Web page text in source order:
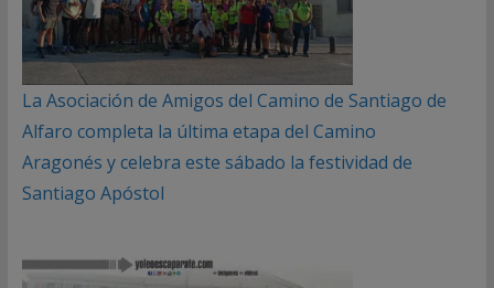
La Asociación de Amigos del Camino de Santiago de
Alfaro completa la última etapa del Camino
Aragonés y celebra este sábado la festividad de
Santiago Apóstol